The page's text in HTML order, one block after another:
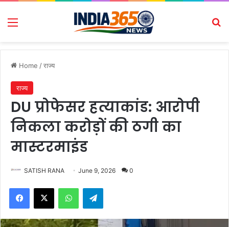
Menu
Home /राज्य
राज्य
DU प्रोफेसर हत्याकांड: आरोपी
निकला करोड़ों की ठगी का
मास्टरमाइंड
SATISH RANA June 9, 2026 0
Facebook
X WhatsAppTelegram